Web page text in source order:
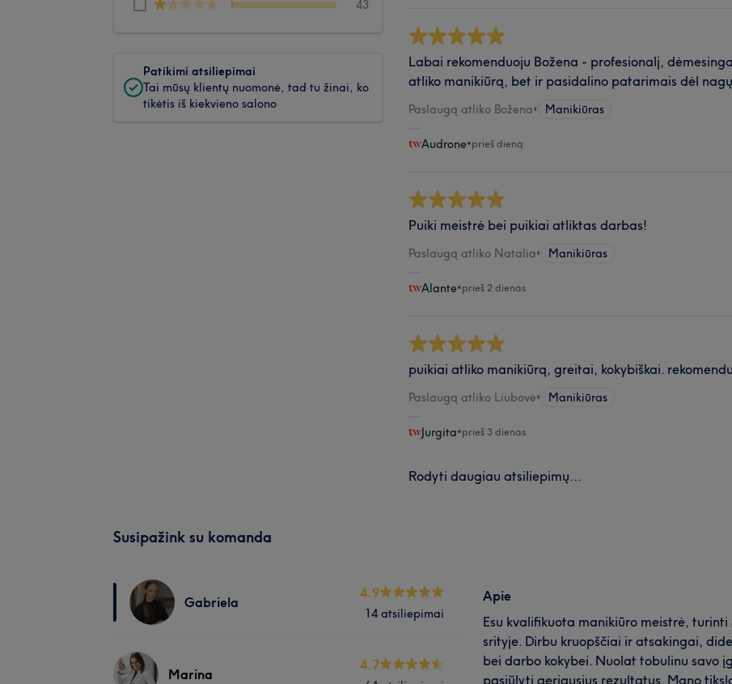
43
Patikimi atsiliepimai
Tai mūsų klientų nuomonė, tad tu žinai, ko
tikėtis iš kiekvieno salono
Labai rekomenduoju Božena - profesionalj,
atliko manikiūrą, bet ir pasidalino patarimais dėl
Paslaugą atliko Božena• Manikiūras
Audrone•prieš dieną
Puiki meistrė bei puikiai atliktas darbas!
Paslaugą atliko Natalia• Manikiūras
Alante•prieš 2 dienas
puikiai atliko manikiūrą, greitai, kokybiškai.
Paslaugą atliko Liubovė• Manikiūras
Jurgita•prieš 3 dienas
Rodyti daugiau atsiliepimų...
Susipažink su komanda
Gabriela
4.9
14 atsiliepimai
Marina
4.7
Apie
Esu kvalifikuota manikiūro meistrė,
srityje. Dirbu kruopščiai ir atsakingai,
bei darbo kokybei. Nuolat tobulinu savo
pasiūlyti geriausius rezultatus. Mano